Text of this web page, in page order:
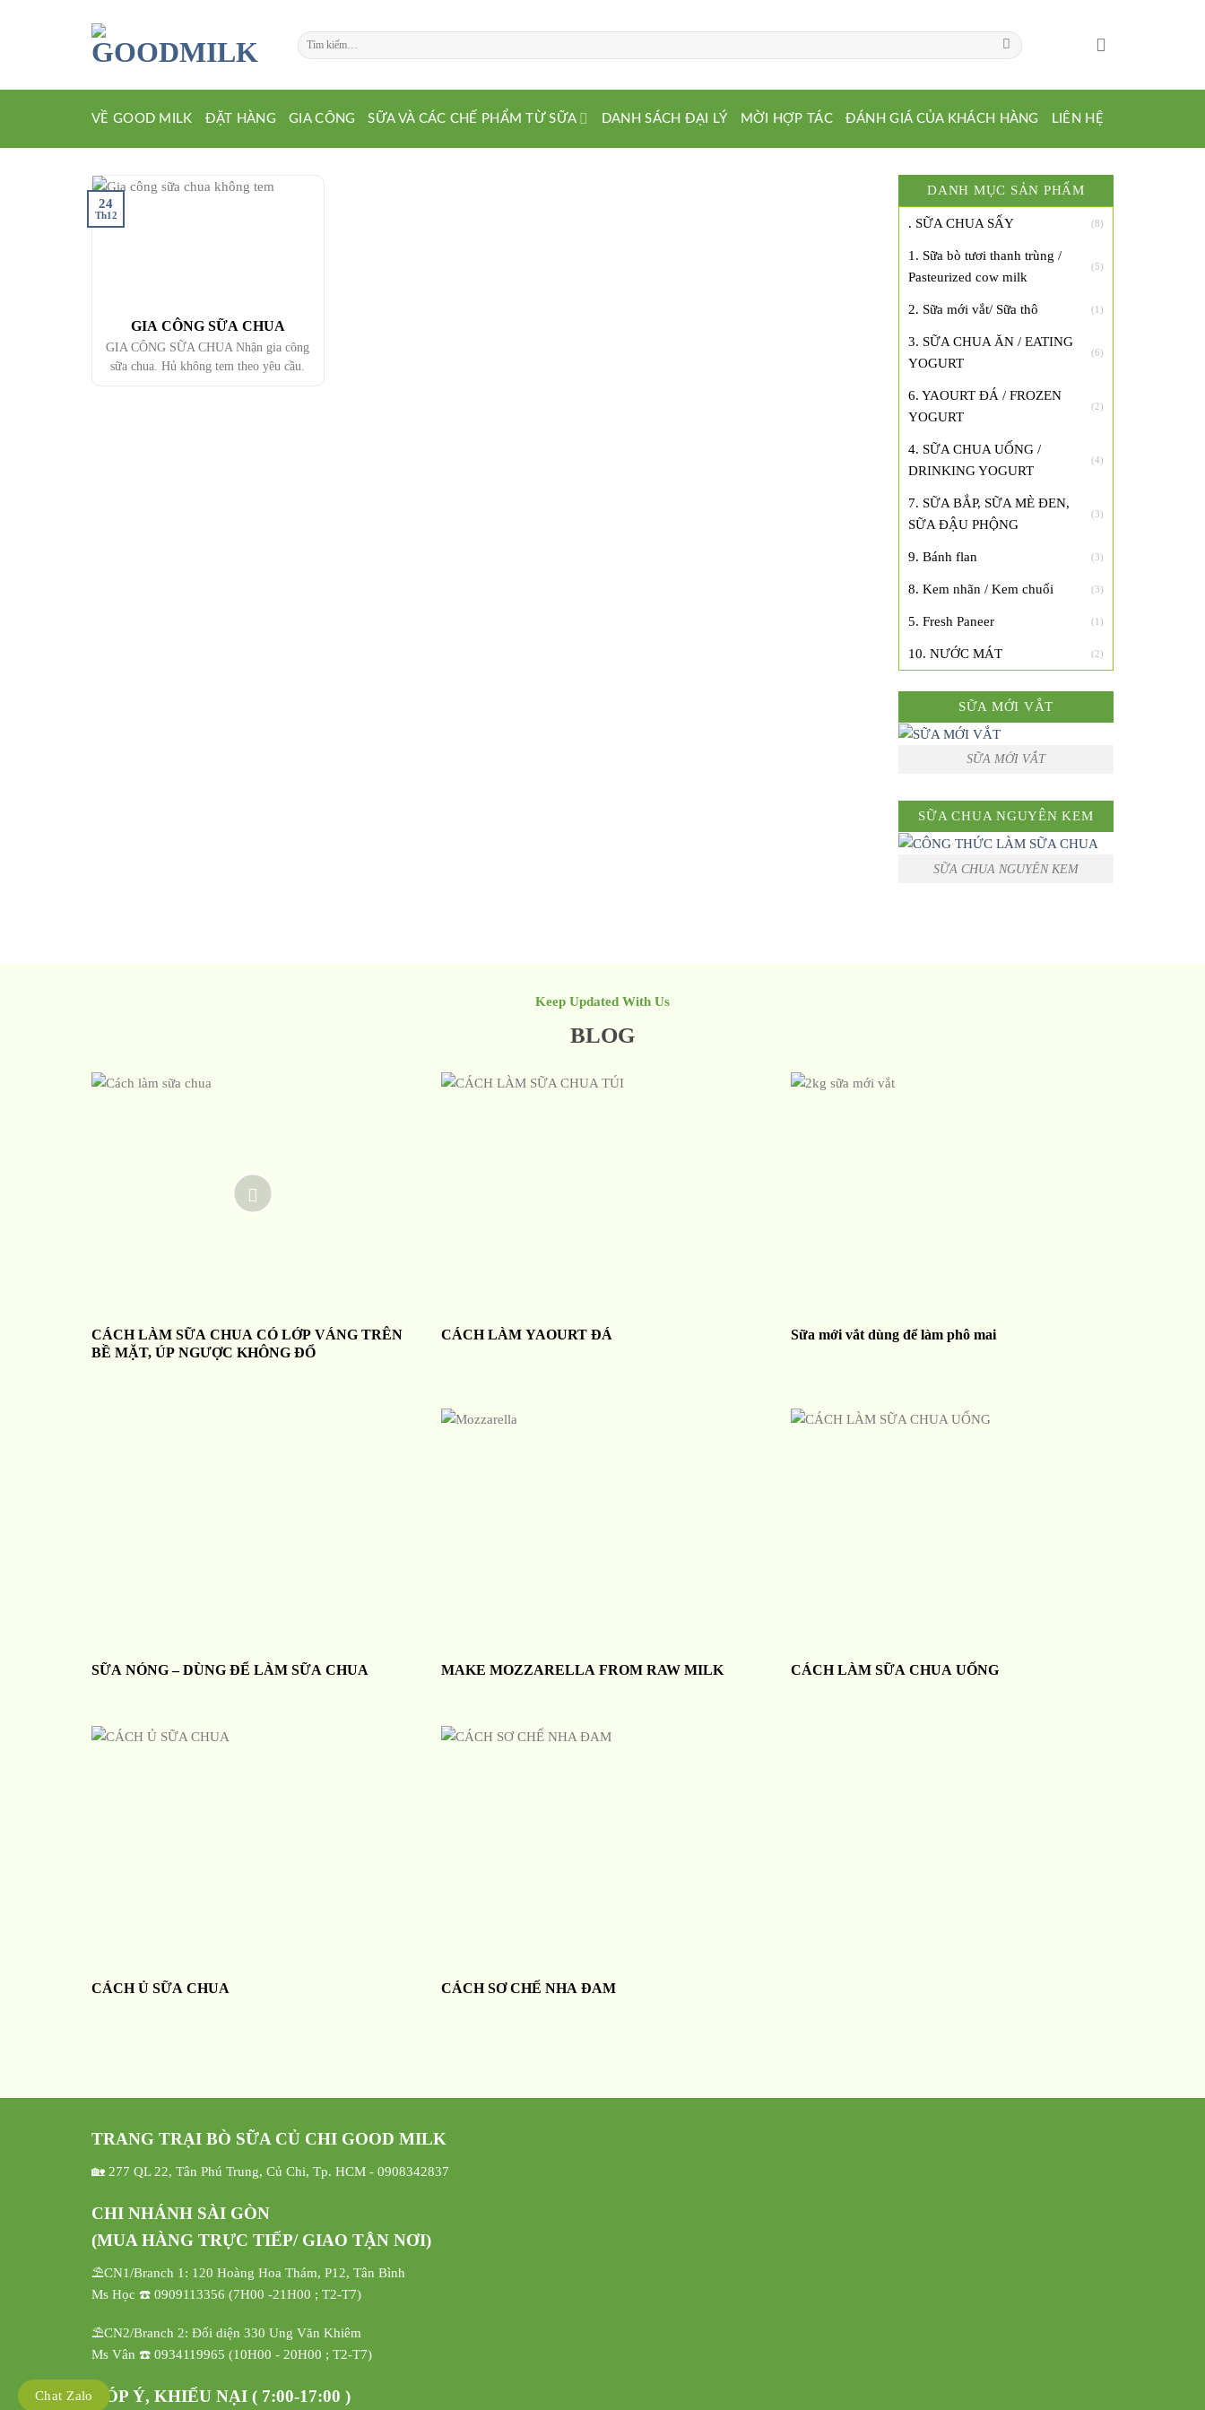
Tìm
kiếm:
VỀ GOOD MILK ĐẶT HÀNG GIA CÔNG SỮA VÀ CÁC CHẾ PHẨM TỪ SỮA DANH SÁCH ĐẠI LÝ MỜI HỢP TÁC ĐÁNH GIÁ CỦA KHÁCH HÀNG LIÊN HỆ
GIA CÔNG SỮA CHUA
GIA CÔNG SỮA CHUA Nhận gia công
sữa chua. Hủ không tem theo yêu cầu.
24
Th12
DANH MỤC SẢN PHẨM
. SỮA CHUA SẤY (8)
1. Sữa bò tươi thanh trùng /
Pasteurized cow milk
(5)
2. Sữa mới vắt/ Sữa thô (1)
3. SỮA CHUA ĂN / EATING
YOGURT
(6)
6. YAOURT ĐÁ / FROZEN
YOGURT
(2)
4. SỮA CHUA UỐNG /
DRINKING YOGURT
(4)
7. SỮA BẮP, SỮA MÈ ĐEN,
SỮA ĐẬU PHỘNG
(3)
9. Bánh flan (3)
8. Kem nhãn / Kem chuối (3)
5. Fresh Paneer (1)
10. NƯỚC MÁT (2)
SỮA MỚI VẮT
SỮA MỚI VẮT
SỮA CHUA NGUYÊN KEM
SỮA CHUA NGUYÊN KEM
Keep Updated With Us
BLOG
CÁCH LÀM SỮA CHUA CÓ LỚP VÁNG TRÊN
BỀ MẶT, ÚP NGƯỢC KHÔNG ĐỔ
CÁCH LÀM YAOURT ĐÁ Sữa mới vắt dùng để làm phô mai
SỮA NÓNG – DÙNG ĐỂ LÀM SỮA CHUA MAKE MOZZARELLA FROM RAW MILK CÁCH LÀM SỮA CHUA UỐNG
CÁCH Ủ SỮA CHUA CÁCH SƠ CHẾ NHA ĐAM
TRANG TRẠI BÒ SỮA CỦ CHI GOOD MILK
🏡 277 QL 22, Tân Phú Trung, Củ Chi, Tp. HCM - 0908342837
CHI NHÁNH SÀI GÒN
(MUA HÀNG TRỰC TIẾP/ GIAO TẬN NƠI)
⛱️CN1/Branch 1: 120 Hoàng Hoa Thám, P12, Tân Bình
Ms Học ☎️ 0909113356 (7H00 -21H00 ; T2-T7)
⛱️CN2/Branch 2: Đối diện 330 Ung Văn Khiêm
Ms Vân ☎️ 0934119965 (10H00 - 20H00 ; T2-T7)
GÓP Ý, KHIẾU NẠI ( 7:00-17:00 )
Chat Zalo